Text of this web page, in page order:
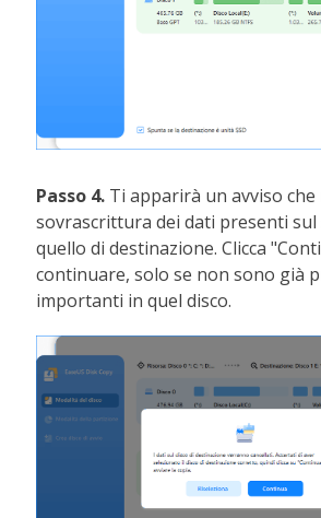
Passo 4. Ti apparirà un avviso
sovrascrittura dei dati presenti sul
quello di destinazione. Clicca
continuare, solo se non sono già
importanti in quel disco.